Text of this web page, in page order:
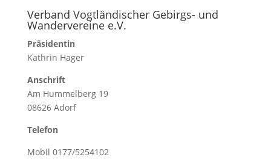
Verband Vogtländischer Gebirgs- und
Wandervereine e.V.
Präsidentin
Kathrin Hager
Anschrift
Am Hummelberg 19
08626 Adorf
Telefon
Mobil 0177/5254102